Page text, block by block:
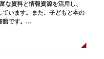
な資料と情報資源を活用し、
います。また、子どもと本の
です。
帝国図書館の建物を保存・再